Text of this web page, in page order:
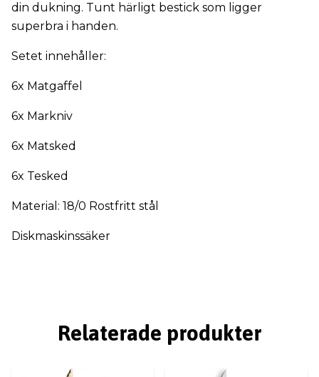
din dukning. Tunt härligt bestick som ligger
superbra i handen.
Setet innehåller:
6x Matgaffel
6x Markniv
6x Matsked
6x Tesked
Material: 18/0 Rostfritt stål
Diskmaskinssäker
Relaterade produkter